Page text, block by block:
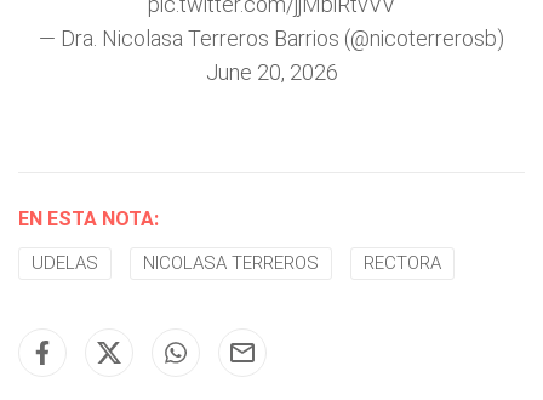
— Dra. Nicolasa Terreros Barrios (@nicoterrerosb)
June 20, 2026
EN ESTA NOTA:
UDELAS NICOLASA TERREROS RECTORA